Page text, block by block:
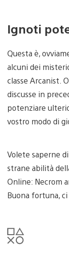
Ignoti
Questa è,
alcuni dei
classe Arcanist.
discusse in
potenziare
vostro modo di
Volete saperne
strane abilità
Online: Necrom
Buona fortuna,